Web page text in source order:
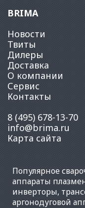
BRIMA
Новости
Твиты
Дилеры
Доставка
О компании
Сервис
Контакты
8 (495) 678-13-70
info@brima.ru
Карта сайта
Популярное
аппараты
инверторы,
аргонодуговой